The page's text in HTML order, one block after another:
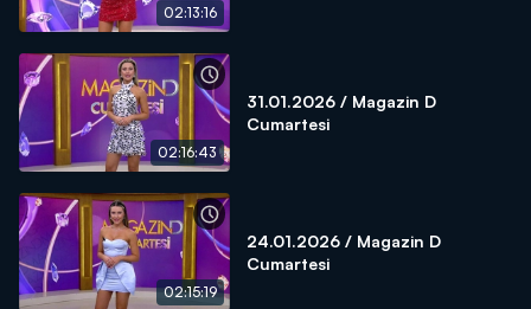
02:13:16
02:16:43
31.01.2026 / Magazin D
Cumartesi
02:15:19
24.01.2026 / Magazin D
Cumartesi